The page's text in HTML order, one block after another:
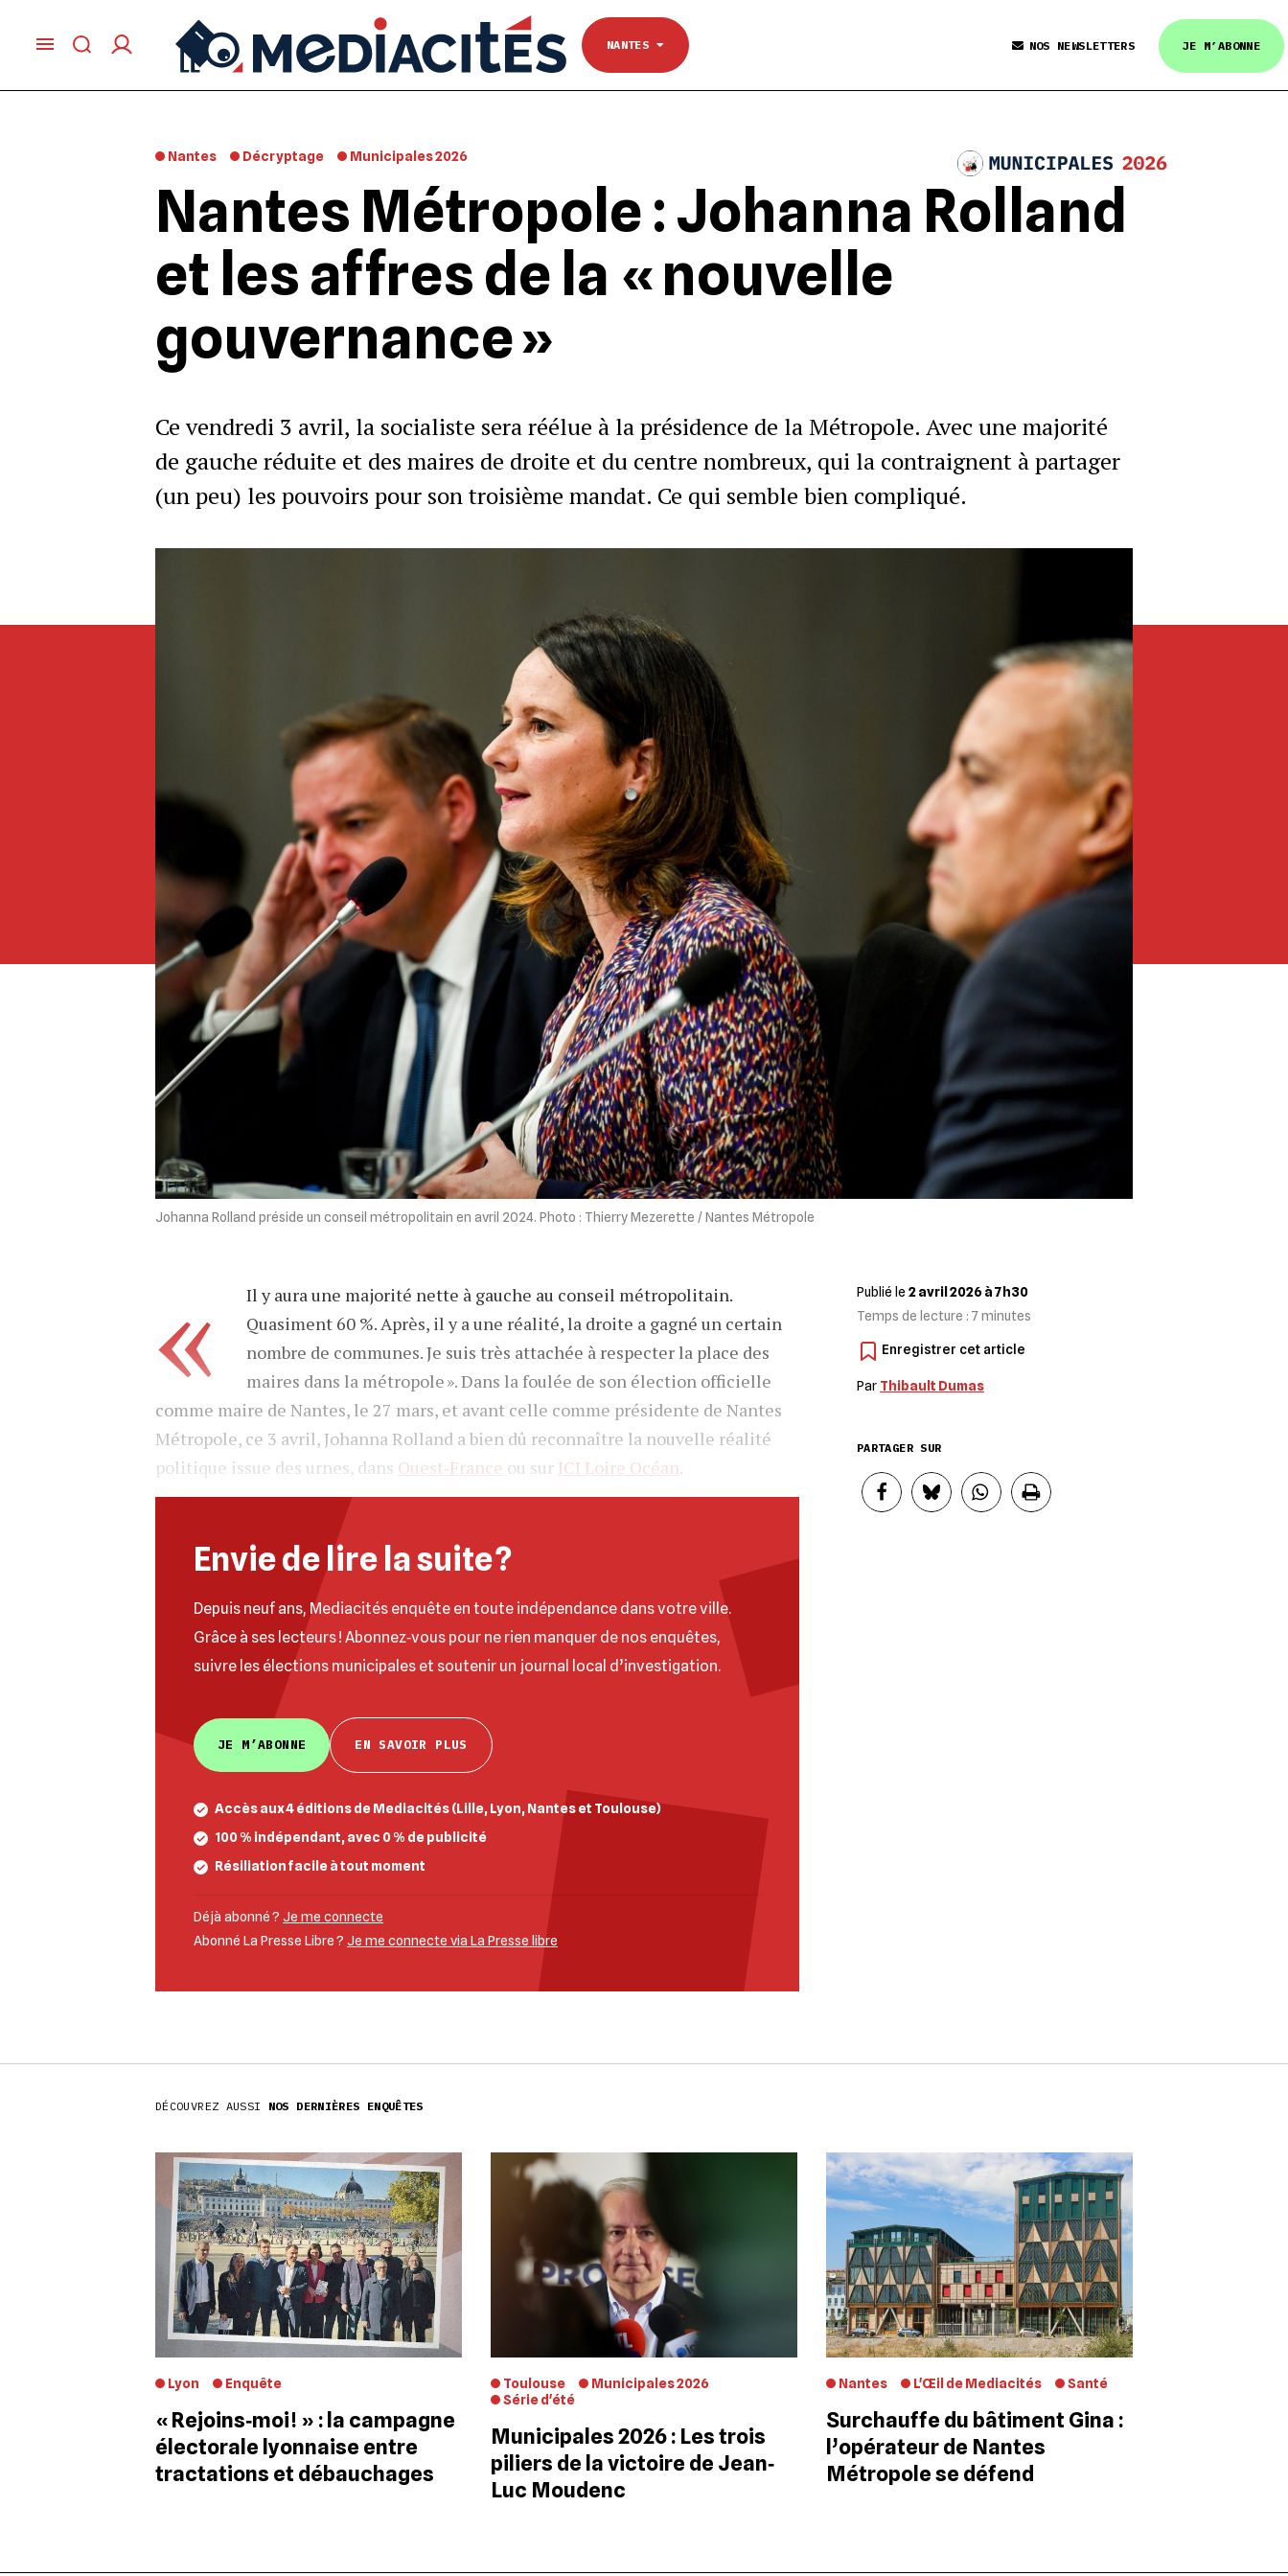
NANTES
NANTES
TOULOUSE
NOS NEWSLETTERS JE M’ABONNE
Se connecter
Nantes Décryptage Municipales 2026
Nantes Métropole : Johanna Rolland
et les affres de la « nouvelle
gouvernance »
Ce vendredi 3 avril, la socialiste sera réélue à la présidence de la Métropole. Avec une majorité
de gauche réduite et des maires de droite et du centre nombreux, qui la contraignent à partager
(un peu) les pouvoirs pour son troisième mandat. Ce qui semble bien compliqué.
Johanna Rolland préside un conseil métropolitain en avril 2024. Photo : Thierry Mezerette / Nantes Métropole
«
Il y aura une majorité nette à gauche au conseil métropolitain.
Quasiment 60 %. Après, il y a une réalité, la droite a gagné un certain
nombre de communes. Je suis très attachée à respecter la place des
maires dans la métropole ». Dans la foulée de son élection officielle
comme maire de Nantes, le 27 mars, et avant celle comme présidente de Nantes
Métropole, ce 3 avril, Johanna Rolland a bien dû reconnaître la nouvelle réalité
politique issue des urnes, dans Ouest‐France ou sur ICI Loire Océan.
Envie de lire la suite ?
Depuis neuf ans, Mediacités enquête en toute indépendance dans votre ville.
Grâce à ses lecteurs ! Abonnez‐vous pour ne rien manquer de nos enquêtes,
suivre les élections municipales et soutenir un journal local d’investigation.
JE M’ABONNE EN SAVOIR PLUS
Accès aux 4 éditions de Mediacités (Lille, Lyon, Nantes et Toulouse)
100 % indépendant, avec 0 % de publicité
Résiliation facile à tout moment
Déjà abonné ? Je me connecte
Abonné La Presse Libre ? Je me connecte via La Presse libre
Publié le 2 avril 2026 à 7h30
Temps de lecture : 7minutes
Par Thibault Dumas
PARTAGER SUR
DÉCOUVREZ AUSSI NOS DERNIÈRES ENQUÊTES
Lyon Enquête
« Rejoins‐moi ! » : la campagne
électorale lyonnaise entre
tractations et débauchages
Toulouse
Municipales 2026
Série d'été
Municipales 2026 : Les trois
piliers de la victoire de Jean‐
Luc Moudenc
Nantes L'Œil de Mediacités Santé
Surchauffe du bâtiment Gina :
l’opérateur de Nantes
Métropole se défend